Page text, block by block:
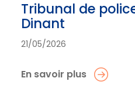
Tribunal de
Dinant
21/05/2026
En savoir plus